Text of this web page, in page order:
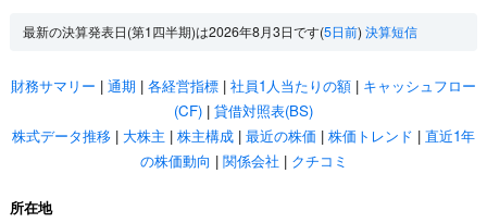
最新の決算発表日(第1四半期)は2026年8月3日です(5日前)決算短信
財務サマリー | 通期 | 各経営指標 | 社員1人当たりの額 | キャッシュフロー
(CF) | 貸借対照表(BS)
株式データ推移 | 大株主 | 株主構成 | 最近の株価 | 株価トレンド | 直近1年
の株価動向 | 関係会社 | クチコミ
所在地